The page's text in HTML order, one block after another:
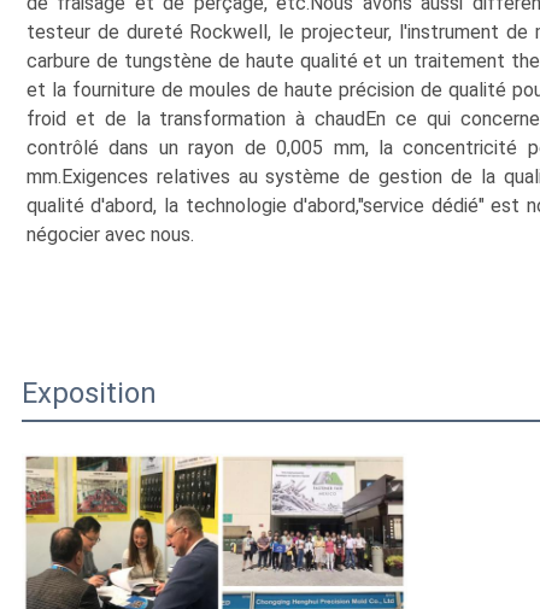
testeur de dureté Rockwell, le projecteur, l'instrument de
carbure de tungstène de haute qualité et un traitement
et la fourniture de moules de haute précision de qualité
froid et de la transformation à chaudEn ce qui
contrôlé dans un rayon de 0,005 mm, la concentricité
mm.Exigences relatives au système de gestion de la
qualité d'abord, la technologie d'abord,"service dédié" est
négocier avec nous.
Exposition